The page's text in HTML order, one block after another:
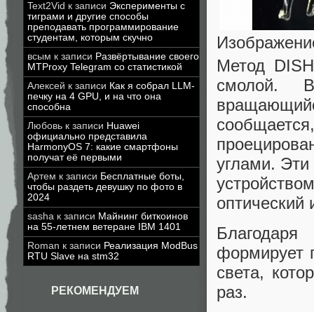
Text2Vid к записи Эксперименты с
тиграми и другие способы
преподавать программирование
студентам, которым скучно
всым к записи Развёртывание своего
MTProxy Telegram со статистикой
Алексей к записи Как я собрал LLM-
печку на 4 GPU, и на что она
способна
Любовь к записи Huawei
официально представила
HarmonyOS 7: какие смартфоны
получат её первыми
Артем к записи Бесплатные боты,
чтобы раздеть девушку по фото в
2024
sasha к записи Майнинг биткоинов
на 55-летнем ветеране IBM 1401
Roman к записи Реализация ModBus
RTU Slave на stm32
РЕКОМЕНДУЕМ
Метод
смолой.
углами.
оптический
формирует
света,
раз.